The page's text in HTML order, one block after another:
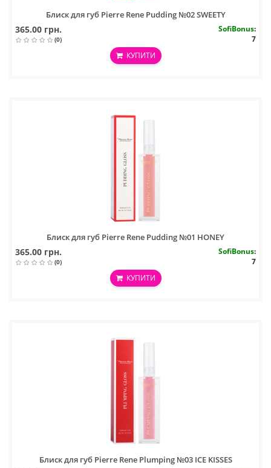
Блиск для губ Pierre Rene Pudding №02 SWEETY
365.00 грн.
(0)
SofiBonus:
7
КУПИТИ
Блиск для губ Pierre Rene Pudding №01 HONEY
365.00 грн.
(0)
SofiBonus:
7
КУПИТИ
Блиск для губ Pierre Rene Plumping №03 ICE KISSES